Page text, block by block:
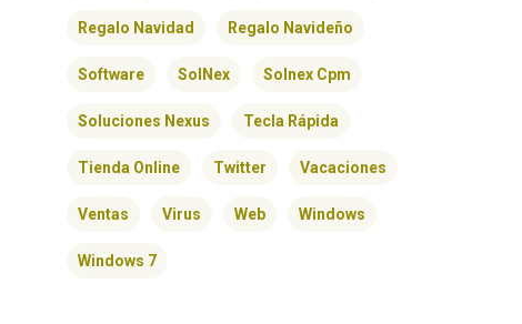
Regalo Navidad Regalo Navideño
Software SolNex Solnex Cpm
Soluciones Nexus Tecla Rápida
Tienda Online Twitter Vacaciones
Ventas Virus Web Windows
Windows 7